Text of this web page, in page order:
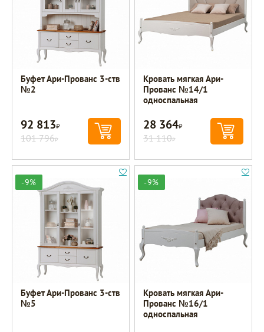
Буфет Ари-Прованс 3-ств
№2
92 813Р
101 796Р
Кровать мягкая Ари-
Прованс №14/1
односпальная
28 364Р
31 110Р
-9%
Буфет Ари-Прованс 3-ств
№5
-9%
Кровать мягкая Ари-
Прованс №16/1
односпальная